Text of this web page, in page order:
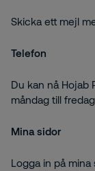
Skicka ett mejl
Telefon
Du kan nå Hojab
måndag till
Mina sidor
Logga in på mina